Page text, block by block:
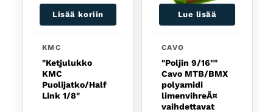
Lisää koriin
KMC
"Ketjulukko
KMC
Puolijatko/Half
Link 1/8"
Lue lisää
CAVO
"Poljin 9/16""
Cavo MTB/BMX
polyamidi
limenvihreÃ¤
vaihdettavat